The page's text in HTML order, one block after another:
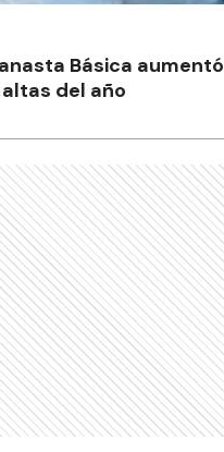
Básica
del año